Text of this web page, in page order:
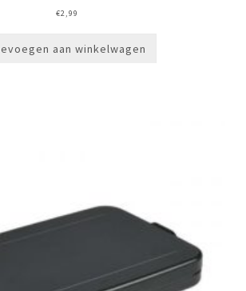
€2,99
aan winkelwagen